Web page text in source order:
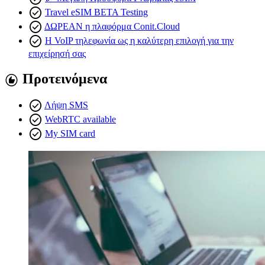
check_circle Travel eSIM BETA Testing
check_circle ΔΩΡΕΑΝ η πλαφόρμα Conit.Cloud
check_circle Η VoIP τηλεφωνία ως η καλύτερη επιλογή για την
επιχείρησή σας
recommend Προτεινόμενα
check_circle Λήψη SMS
check_circle WebRTC available
check_circle My SIM card